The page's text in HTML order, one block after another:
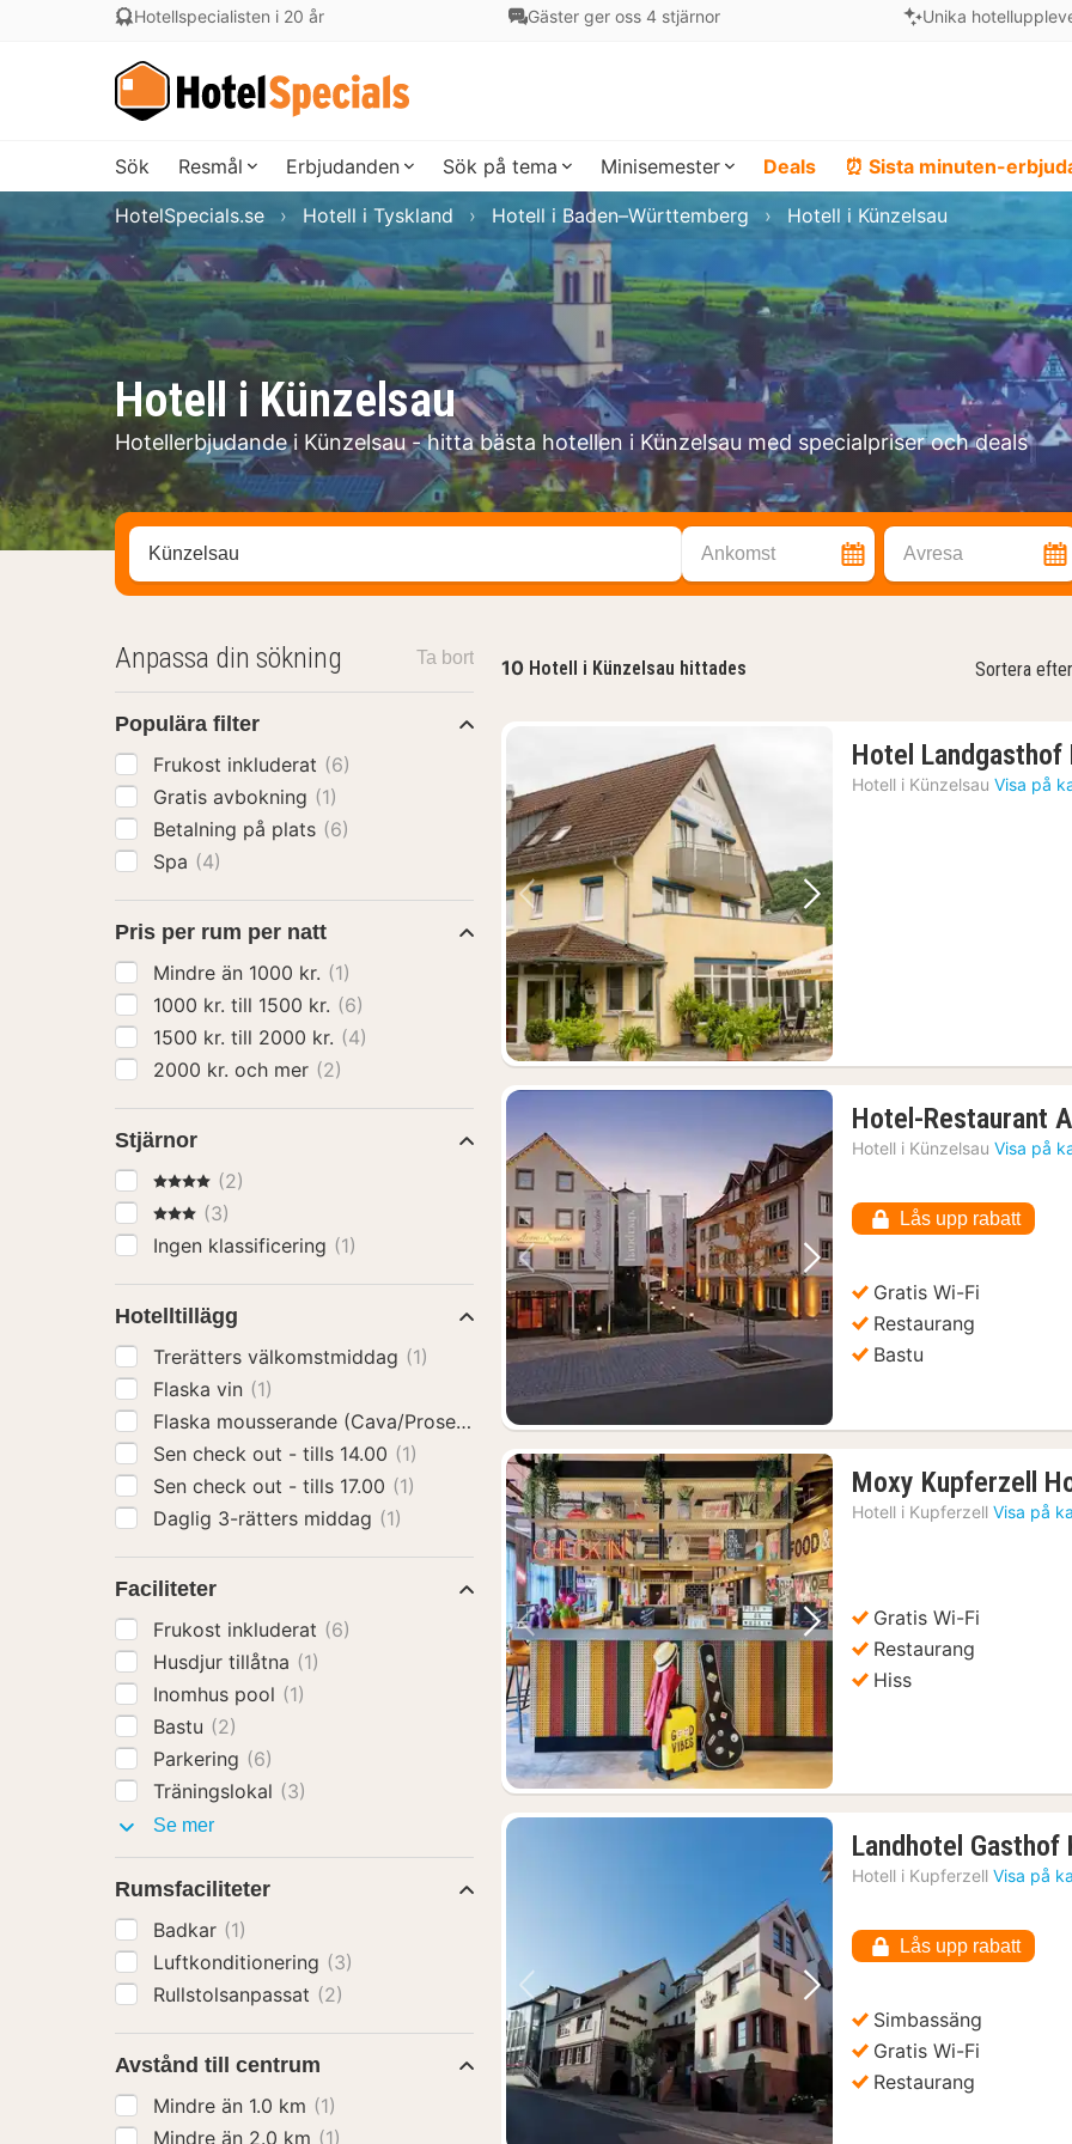
Hotellspecialisten i 20 år Gäster ger oss 4 stjärnor Unika
Sök Resmål Erbjudanden Sök på tema Minisemester Deals ⏰ Sista minuten-
Hotell i Künzelsau
Hotellerbjudande i Künzelsau - hitta bästa hotellen i Künzelsau med specialpriser och deals
HotelSpecials.se Hotell i Tyskland Hotell i Baden–Württemberg Hotell i Künzelsau
Sök efter hotell, område eller stad Ankomst Avresa
10 Hotell i Künzelsau hittades Sortera efter
Föregående bild Nästa bild
Hotel Landgasthof
Hotell i Künzelsau Visa på
Föregående bild Nästa bild
Hotel-Restaurant
Hotell i Künzelsau Visa på
Lås upp rabatt
Gratis Wi-Fi
Restaurang
Bastu
Föregående bild Nästa bild
Moxy Kupferzell
Hotell i Kupferzell Visa på
Gratis Wi-Fi
Restaurang
Hiss
Föregående bild Nästa bild
Landhotel Gasthof
Hotell i Kupferzell Visa på
Lås upp rabatt
Simbassäng
Gratis Wi-Fi
Restaurang
Anpassa din sökning Ta bort
Populära filter
Frukost inkluderat (6)
Gratis avbokning (1)
Betalning på plats (6)
Spa (4)
Pris per rum per natt
Mindre än 1000 kr. (1)
1000 kr. till 1500 kr. (6)
1500 kr. till 2000 kr. (4)
2000 kr. och mer (2)
Stjärnor
4 Stjärnor
(2)
3 Stjärnor
(3)
Ingen klassificering (1)
Hotelltillägg
Trerätters välkomstmiddag (1)
Flaska vin (1)
Flaska mousserande (Cava/Prosecco)(1)
Sen check out - tills 14.00 (1)
Sen check out - tills 17.00 (1)
Daglig 3-rätters middag (1)
Faciliteter
Frukost inkluderat (6)
Husdjur tillåtna (1)
Inomhus pool (1)
Bastu (2)
Parkering (6)
Träningslokal (3)
Se merFaciliteter
Rumsfaciliteter
Badkar (1)
Luftkonditionering (3)
Rullstolsanpassat (2)
Avstånd till centrum
Mindre än 1.0 km (1)
Mindre än 2.0 km (1)